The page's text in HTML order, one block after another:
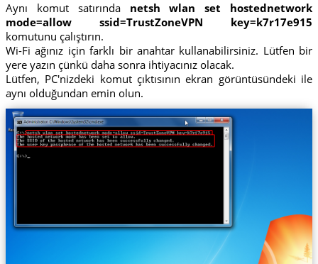
Aynı komut satırında netsh wlan set hostednetwork
mode=allow ssid=TrustZoneVPN key=k7r17e915
komutunu çalıştırın.
Wi-Fi ağınız için farklı bir anahtar kullanabilirsiniz. Lütfen bir
yere yazın çünkü daha sonra ihtiyacınız olacak.
Lütfen, PC'nizdeki komut çıktısının ekran görüntüsündeki ile
aynı olduğundan emin olun.